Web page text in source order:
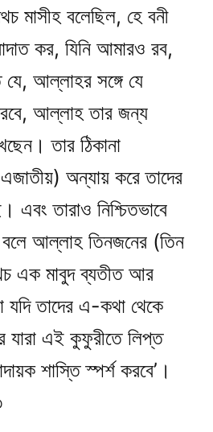
মাসীহ বলেছিল, হে বনী
কর, যিনি আমারও রব,
যে, আল্লাহর সঙ্গে যে
আল্লাহ তার জন্য
তার ঠিকানা
অন্যায় করে তাদের
এবং তারাও নিশ্চিতভাবে
বলে আল্লাহ তিনজনের (তিন
এক মাবুদ ব্যতীত আর
যদি তাদের এ-কথা থেকে
যারা এই কুফুরীতে লিপ্ত
শাস্তি স্পর্শ করবে’।